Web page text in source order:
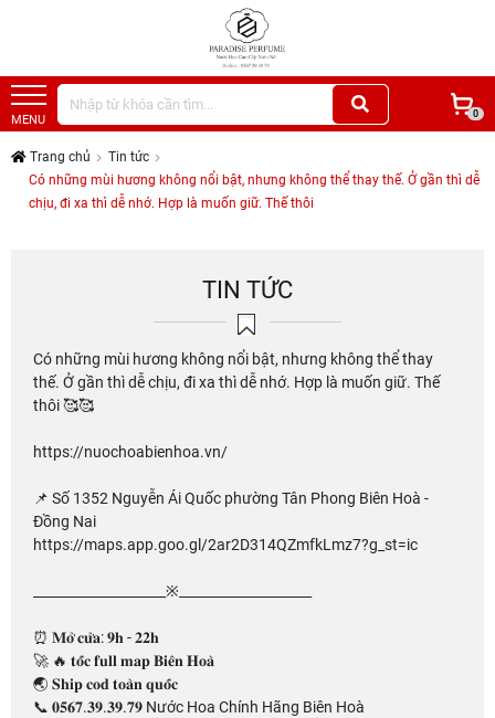
MENU 0
Trang chủ
Tin tức
Có những mùi hương không nổi bật, nhưng không thể thay thế. Ở gần thì dễ
chịu, đi xa thì dễ nhớ. Hợp là muốn giữ. Thế thôi
TIN TỨC
Có những mùi hương không nổi bật, nhưng không thể thay
thế. Ở gần thì dễ chịu, đi xa thì dễ nhớ. Hợp là muốn giữ. Thế
thôi 🥰🥰
https://nuochoabienhoa.vn/
📌 Số 1352 Nguyễn Ái Quốc phường Tân Phong Biên Hoà -
Đồng Nai
https://maps.app.goo.gl/2ar2D314QZmfkLmz7?g_st=ic
____________________※____________________
⏰ 𝐌𝐨̛̉ 𝐜𝐮̛̉𝐚: 𝟗𝐡 - 𝟐𝟐𝐡
🚀 🔥 𝐭𝐨̂́𝐜 𝐟𝐮𝐥𝐥 𝐦𝐚𝐩 𝐁𝐢𝐞̂𝐧 𝐇𝐨𝐚̀
🌏 𝐒𝐡𝐢𝐩 𝐜𝐨𝐝 𝐭𝐨𝐚̀𝐧 𝐪𝐮𝐨̂́𝐜
📞 𝟎𝟓𝟔𝟕.𝟑𝟗.𝟑𝟗.𝟕𝟗 Nước Hoa Chính Hãng Biên Hoà